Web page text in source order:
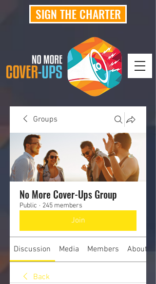
SIGN THE CHARTER
Groups
No More Cover-Ups Group
Public · 245 members
Join
Discussion Media Members About
Back